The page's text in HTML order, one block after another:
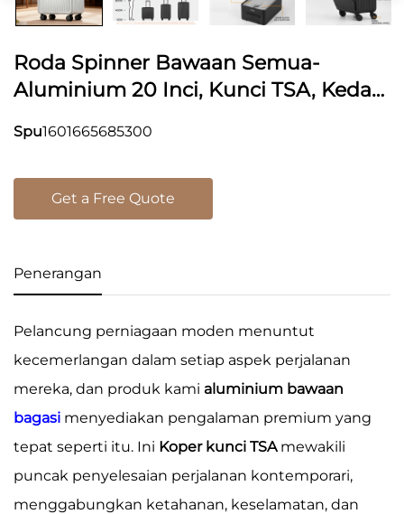
Roda Spinner Bawaan Semua-
Aluminium 20 Inci, Kunci TSA, Kedap
Perjalanan Perniagaan Di Bahagian
Spu1601665685300
Get a Free Quote
Penerangan
Pelancung perniagaan moden menuntut
kecemerlangan dalam setiap aspek perjalanan
mereka, dan produk kami aluminium bawaan
bagasi menyediakan pengalaman premium yang
tepat seperti itu. Ini Koper kunci TSA mewakili
puncak penyelesaian perjalanan kontemporari,
menggabungkan ketahanan, keselamatan, dan